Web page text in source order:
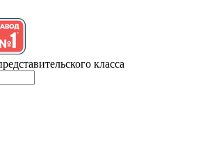
класса